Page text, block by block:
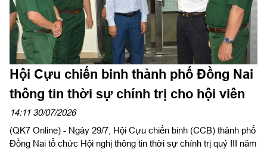
Hội Cựu chiến binh thành phố Đồng Nai
thông tin thời sự chính trị cho hội viên
14:11 30/07/2026
(QK7 Online) - Ngày 29/7, Hội Cựu chiến binh (CCB) thành phố
Đồng Nai tổ chức Hội nghị thông tin thời sự chính trị quý III năm